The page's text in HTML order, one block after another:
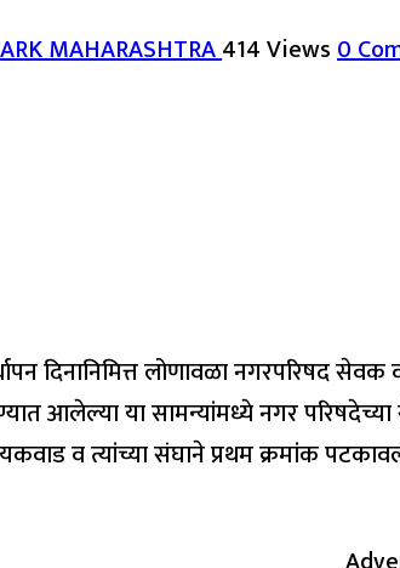
MAHARASHTRA414 Views0
दिनानिमित्त लोणावळा नगरपरिषद
आलेल्या या सामन्यांमध्ये नगर
व त्यांच्या संघाने प्रथम क्रमांक